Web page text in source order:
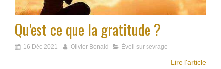
Qu'est ce que la gratitude ?
16 Déc 2021 Olivier Bonald Éveil sur sevrage
Lire l'article